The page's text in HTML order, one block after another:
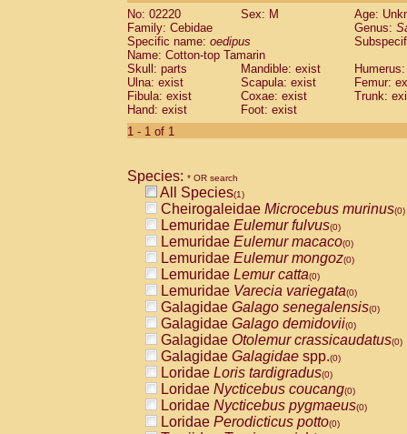
Cebidae Saguinus leucopus (0)
Cebidae
CebidaeSaguinus mystax
Cebidae Saguinus nigricollis (0)
Cebidae Saguinus oedipus
Cebidae Saguinus weddelli
Cebidae Saguinusspp.
Cebidae
CebidaeCebus capucinus
CebidaeCebus nigrivittatus
CebidaeCebus spp.(0)
CebidaeSaimiri boliviensis(0)
CebidaeSaimiri sciureus(0)
AtelidaeAlouatta caraya(0)
AtelidaeAlouatta fusca(0)
AtelidaeAlouatta seniculus(0)
AtelidaeAlouattaspp.(0)
AtelidaeAteles belzebuth(0)
AtelidaeAteles geoffroyi(0)
AtelidaeAteles paniscus(0)
AtelidaeAtelesspp.(0)
AtelidaeLagothrix lagothricha(0)
AtelidaeLagothrix lagothricha cana
PitheciidaeCacajao calvus
No: 02220
Sex: M
Age:
Family: Cebidae
Genus:
Specific name: oedipus
Name: Cotton-top Tamarin
Skull: parts
Mandible: exist
Ulna: exist
Scapula: exist
Femur:
Fibula: exist
Coxae: exist
Trunk:
Hand: exist
Foot: exist
1 - 1 of 1
Species: * OR search
All Species(1)
Cheirogaleidae Microcebus murinus(0)
Lemuridae Eulemur fulvus(0)
Lemuridae Eulemur macaco(0)
Lemuridae Eulemur mongoz(0)
Lemuridae Lemur catta(0)
Lemuridae Varecia variegata(0)
Galagidae Galago senegalensis(0)
Galagidae Galago demidovii(0)
Galagidae Otolemur crassicaudatus(0)
Galagidae Galagidae spp.(0)
Loridae Loris tardigradus(0)
Loridae Nycticebus coucang(0)
Loridae Nycticebus pygmaeus(0)
Loridae Perodicticus potto(0)